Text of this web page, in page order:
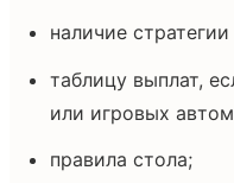
наличие
таблицу выплат,
или игровых
правила стола;